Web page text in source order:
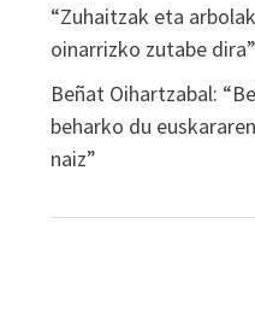
“Zuhaitzak eta
oinarrizko zutabe dira”
Beñat Oihartzabal:
beharko du
naiz”